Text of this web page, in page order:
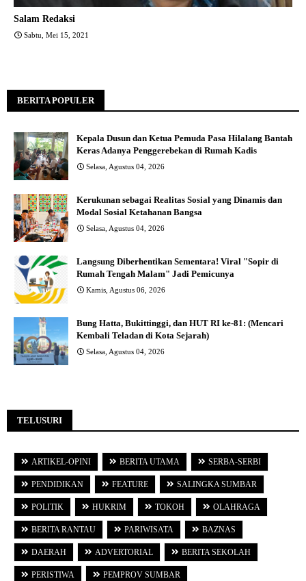
Salam Redaksi
Sabtu, Mei 15, 2021
BERITA POPULER
Kepala Dusun dan Ketua Pemuda Pasa Hilalang Bantah
Keras Adanya Penggerebekan di Rumah Kadis
Selasa, Agustus 04, 2026
Kerukunan sebagai Realitas Sosial yang Dinamis dan
Modal Sosial Ketahanan Bangsa
Selasa, Agustus 04, 2026
Langsung Diberhentikan Sementara! Viral "Sopir di
Rumah Tengah Malam" Jadi Pemicunya
Kamis, Agustus 06, 2026
Bung Hatta, Bukittinggi, dan HUT RI ke-81: (Mencari
Kembali Teladan di Kota Sejarah)
Selasa, Agustus 04, 2026
TELUSURI
ARTIKEL-OPINI BERITA UTAMA SERBA-SERBI
PENDIDIKAN FEATURE SALINGKA SUMBAR
POLITIK HUKRIM TOKOH OLAHRAGA
BERITA RANTAU PARIWISATA BAZNAS
DAERAH ADVERTORIAL BERITA SEKOLAH
PERISTIWA PEMPROV SUMBAR